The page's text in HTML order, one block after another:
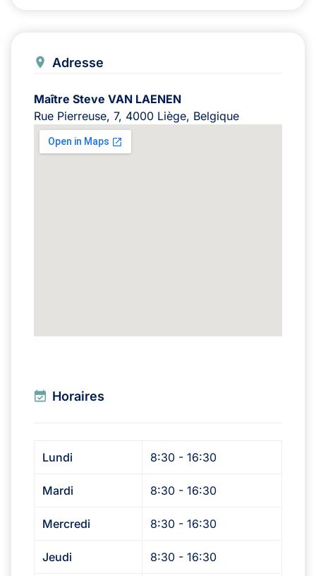
Adresse
Maître Steve VAN LAENEN
Rue Pierreuse, 7, 4000 Liège, Belgique
Horaires
Lundi 8:30 - 16:30
Mardi 8:30 - 16:30
Mercredi 8:30 - 16:30
Jeudi 8:30 - 16:30